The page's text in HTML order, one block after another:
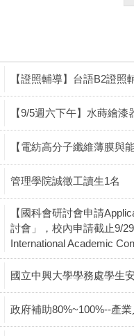
【證照輔導】台語B2證
【9/5週六下午】水蒔繪漆
【電紡高分子纖維薄膜與
管理學院誠徵工讀生1名
【國科會研討會申請
討會」，校內申請截止9/
International Academic
國立中興大學學務處學生
政府補助80%~100%--產